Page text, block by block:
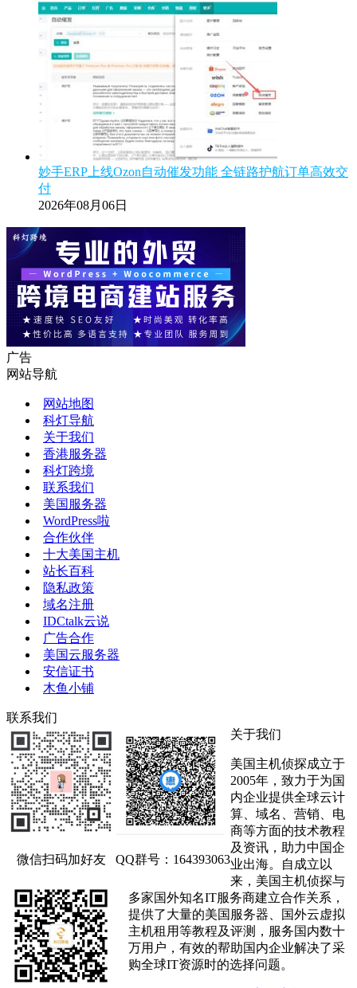
妙手ERP上线Ozon自动催发功能 全链路护航订单高效交
付
2026年08月06日
广告
网站导航
网站地图
科灯导航
关于我们
香港服务器
科灯跨境
联系我们
美国服务器
WordPress啦
合作伙伴
十大美国主机
站长百科
隐私政策
域名注册
IDCtalk云说
广告合作
美国云服务器
安信证书
木鱼小铺
联系我们
微信扫码加好友 QQ群号：164393063
关于我们
美国主机侦探成立于
2005年，致力于为国
内企业提供全球云计
算、域名、营销、电
商等方面的技术教程
及资讯，助力中国企
业出海。自成立以
来，美国主机侦探与
多家国外知名IT服务商建立合作关系，
提供了大量的美国服务器、国外云虚拟
主机租用等教程及评测，服务国内数十
万用户，有效的帮助国内企业解决了采
购全球IT资源时的选择问题。